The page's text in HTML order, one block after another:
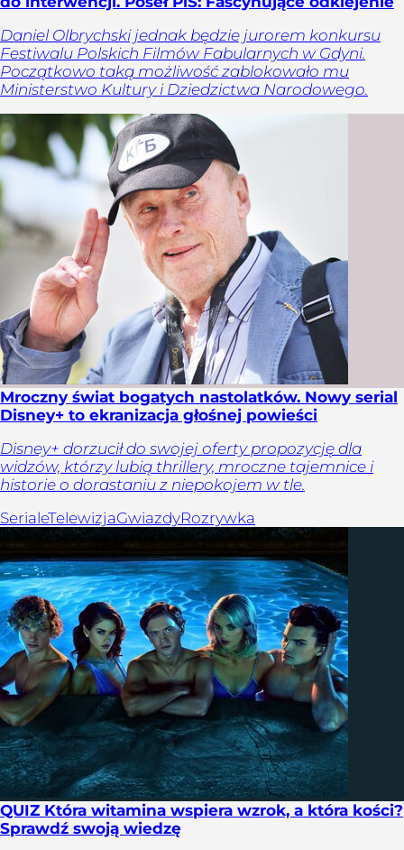
Daniel Olbrychski jednak będzie jurorem konkursu
Festiwalu Polskich Filmów Fabularnych w Gdyni.
Początkowo taką możliwość zablokowało mu
Ministerstwo Kultury i Dziedzictwa Narodowego.
Mroczny świat bogatych nastolatków. Nowy serial
Disney+ to ekranizacja głośnej powieści
Disney+ dorzucił do swojej oferty propozycję dla
widzów, którzy lubią thrillery, mroczne tajemnice i
historie o dorastaniu z niepokojem w tle.
SerialeTelewizjaGwiazdyRozrywka
QUIZ Która witamina wspiera wzrok, a która kości?
Sprawdź swoją wiedzę